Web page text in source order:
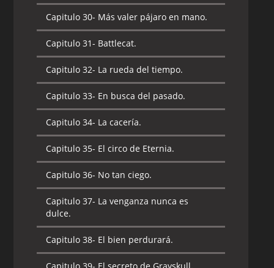
Capitulo 30- Una historia de dos
ciudades.
Capitulo 31-Grayskull es invadido.
Capitulo 32-La búsqueda.
Capitulo 33-El niño de las estrellas.
Capitulo 34-El regalo del Dragón.
Capitulo 35-Despiertan los durmientes.
Capitulo 36-La búsqueda.
Capitulo 37-
Capitulo 38- El valle del poder.
Capitulo 30- Más valer pájaro en mano.
Capitulo 31- Battlecat.
Capitulo 32- La rueda del tiempo.
Capitulo 33- En busca del pasado.
Capitulo 34- La cacería.
Capitulo 35- El circo de Eternia.
Capitulo 36- No tan ciego.
Capitulo 37- La venganza nunca es
dulce.
Capitulo 38- El bien perdurará.